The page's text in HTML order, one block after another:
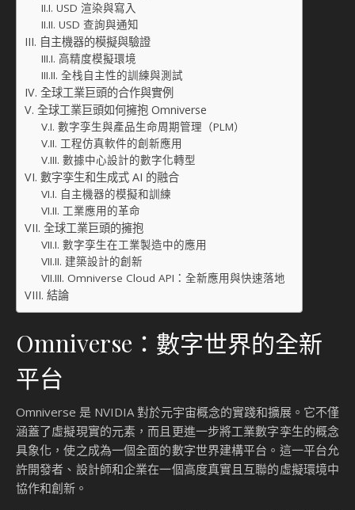
USD 渲染與寫入
USD 查詢與通知
自主機器的模擬與驗證
高精度模擬環境
全栈自主性的訓練與測試
全球工業巨頭的合作與實例
全球工業巨頭如何擁抱 Omniverse
數字孪生與產品生命周期管理（PLM）
工程仿真軟件的創新應用
數據中心設計的數字化轉型
數字孪生和生成式 AI 的融合
自主機器的模擬和訓練
工業應用的革命
全球工業巨頭的擁抱
數字孪生在工業製造中的應用
建築設計的創新
Omniverse Cloud API：全新應用與快速落地
結論
Omniverse：數字世界的全新
平台
Omniverse 是 NVIDIA 對於元宇宙概念的實踐和擴展。它不僅
涵蓋了虛擬現實的元素，而且更進一步將工業數字孪生的概念
具象化，使之成為一個全面的數字世界建構平台。這一平台允
許開發者、設計師和企業在一個高度真實且互聯的虛擬環境中
協作和創新。